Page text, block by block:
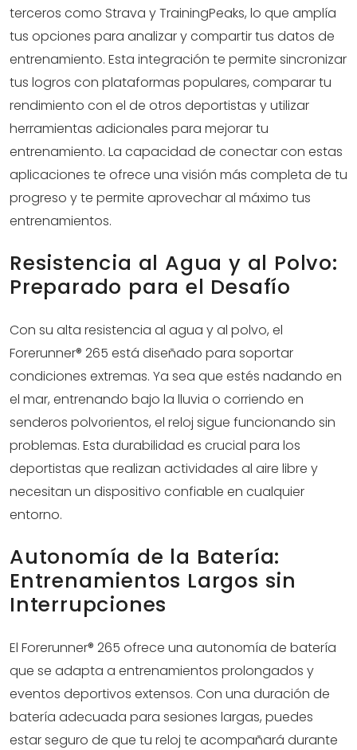
terceros como Strava y TrainingPeaks, lo que amplía
tus opciones para analizar y compartir tus datos de
entrenamiento. Esta integración te permite sincronizar
tus logros con plataformas populares, comparar tu
rendimiento con el de otros deportistas y utilizar
herramientas adicionales para mejorar tu
entrenamiento. La capacidad de conectar con estas
aplicaciones te ofrece una visión más completa de tu
progreso y te permite aprovechar al máximo tus
entrenamientos.
Resistencia al Agua y al Polvo:
Preparado para el Desafío
Con su alta resistencia al agua y al polvo, el
Forerunner® 265 está diseñado para soportar
condiciones extremas. Ya sea que estés nadando en
el mar, entrenando bajo la lluvia o corriendo en
senderos polvorientos, el reloj sigue funcionando sin
problemas. Esta durabilidad es crucial para los
deportistas que realizan actividades al aire libre y
necesitan un dispositivo confiable en cualquier
entorno.
Autonomía de la Batería:
Entrenamientos Largos sin
Interrupciones
El Forerunner® 265 ofrece una autonomía de batería
que se adapta a entrenamientos prolongados y
eventos deportivos extensos. Con una duración de
batería adecuada para sesiones largas, puedes
estar seguro de que tu reloj te acompañará durante